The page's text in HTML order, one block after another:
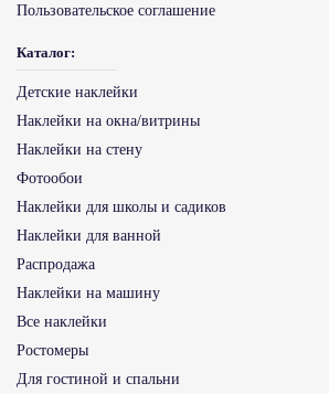
Пользовательское соглашение
Каталог:
Детские наклейки
Наклейки на окна/витрины
Наклейки на стену
Фотообои
Наклейки для школы и садиков
Наклейки для ванной
Распродажа
Наклейки на машину
Все наклейки
Ростомеры
Для гостиной и спальни